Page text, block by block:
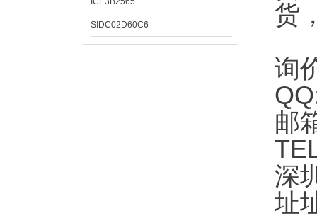
SIDC02D60C6
货
询
邮
深
址